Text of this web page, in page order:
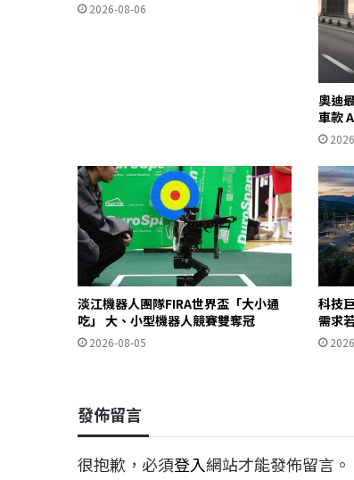
2026-08-06
奧迪
車款
淡江機器人團隊FIRA世界盃「大小通
吃」 大、小型機器人競賽雙奪冠
2026-08-05
科技
需求
發佈留言
很抱歉，必須登入網站才能發佈留言。